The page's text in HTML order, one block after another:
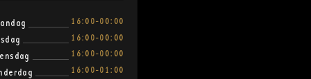
16:00-00:00
16:00-00:00
16:00-00:00
16:00-01:00